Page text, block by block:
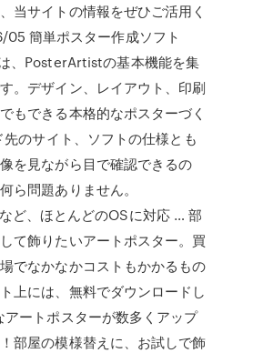
当サイトの情報をぜひご活用く
簡単ポスター作成ソフト
、PosterArtistの基本機能を集
。デザイン、レイアウト、印刷
もできる本格的なポスターづく
のサイト、ソフトの仕様とも
を見ながら目で確認できるの
ら問題ありません。
ど、ほとんどのOSに対応 … 部
て飾りたいアートポスター。買
でなかなかコストもかかるもの
上には、無料でダウンロードし
アートポスターが数多くアップ
部屋の模様替えに、お試しで飾